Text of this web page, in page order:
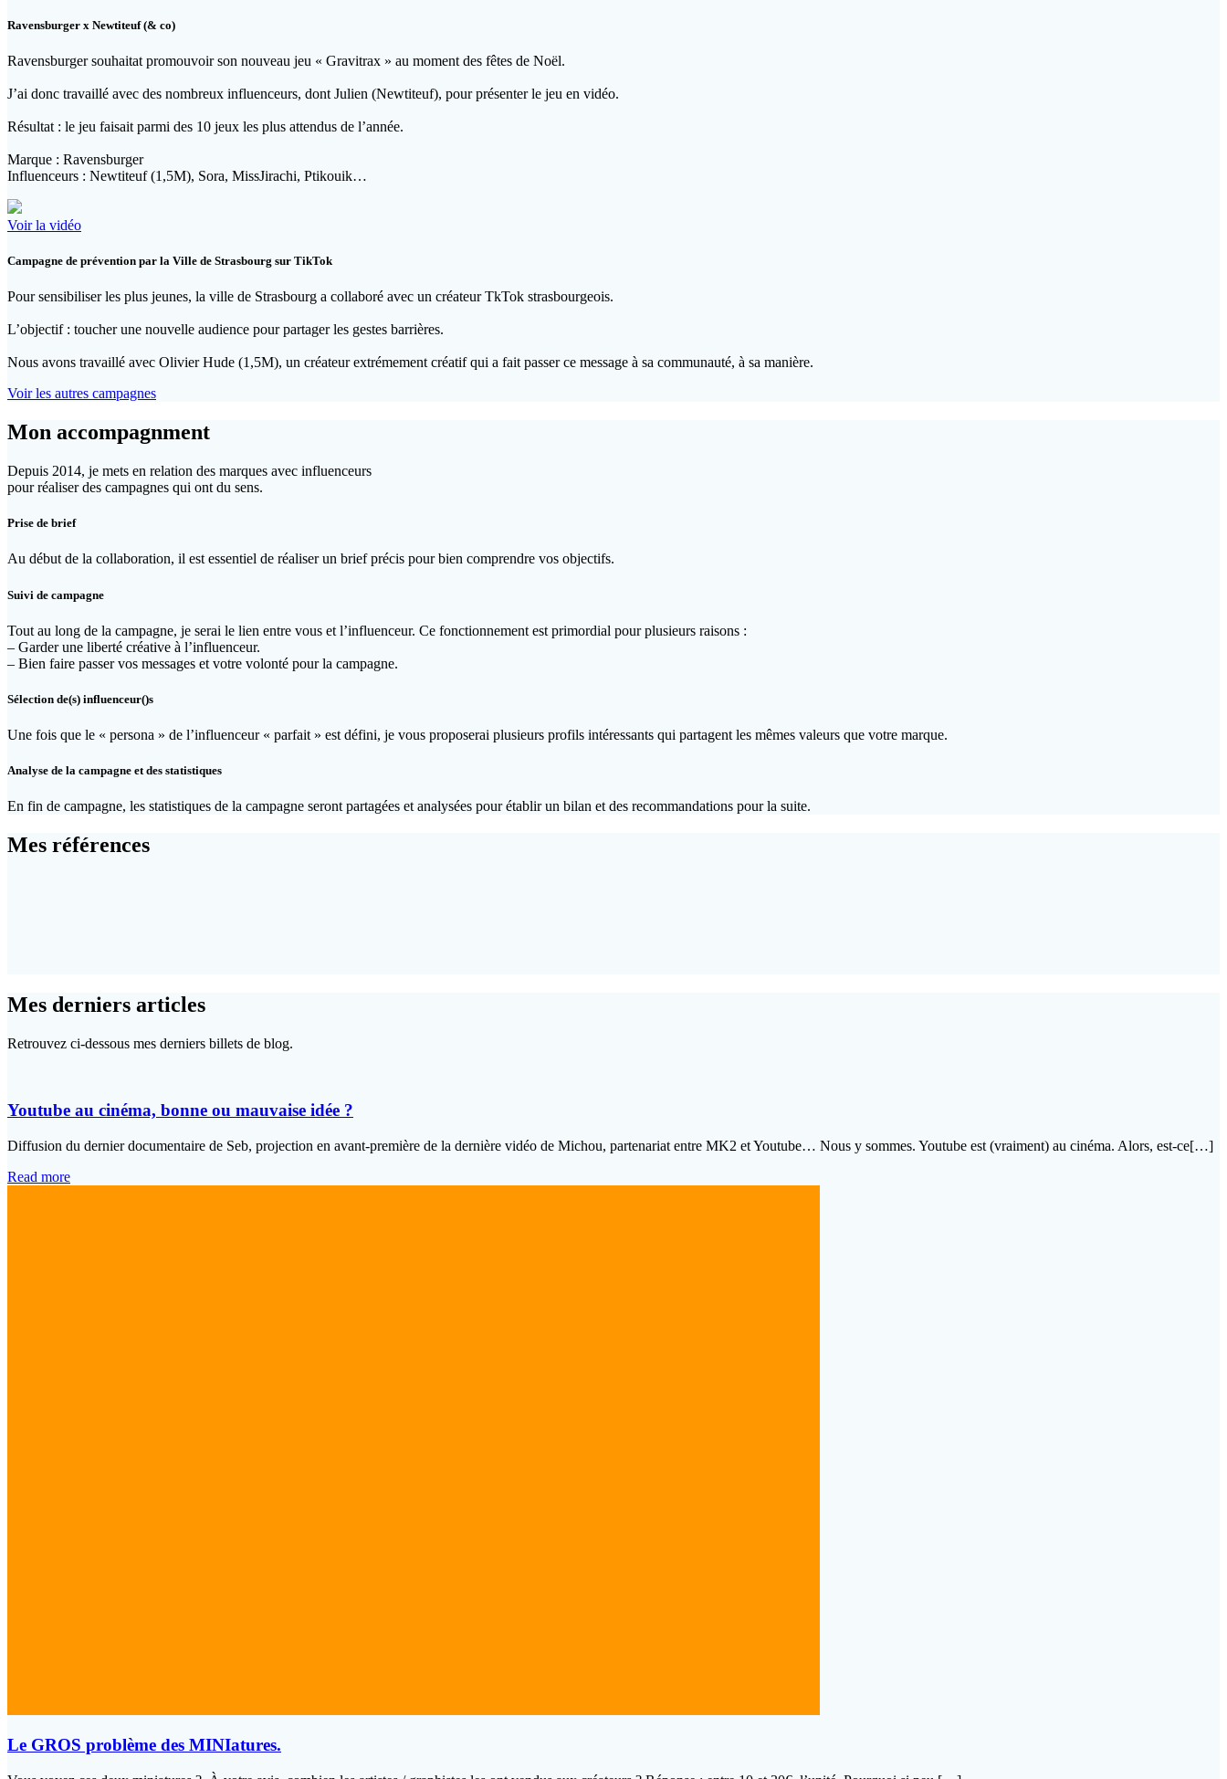
Ravensburger x Newtiteuf (& co)
Ravensburger souhaitat promouvoir son nouveau jeu « Gravitrax » au moment des fêtes de Noël.
J’ai donc travaillé avec des nombreux influenceurs, dont Julien (Newtiteuf), pour présenter le jeu en vidéo.
Résultat : le jeu faisait parmi des 10 jeux les plus attendus de l’année.
Marque : Ravensburger
Influenceurs : Newtiteuf (1,5M), Sora, MissJirachi, Ptikouik…
Voir la vidéo
Campagne de prévention par la Ville de Strasbourg sur TikTok
Pour sensibiliser les plus jeunes, la ville de Strasbourg a collaboré avec un créateur TkTok strasbourgeois.
L’objectif : toucher une nouvelle audience pour partager les gestes barrières.
Nous avons travaillé avec Olivier Hude (1,5M), un créateur extrémement créatif qui a fait passer ce message à sa communauté, à sa manière.
Voir les autres campagnes
Mon accompagnment
Depuis 2014, je mets en relation des marques avec influenceurs
pour réaliser des campagnes qui ont du sens.
Prise de brief
Au début de la collaboration, il est essentiel de réaliser un brief précis pour bien comprendre vos objectifs.
Suivi de campagne
Tout au long de la campagne, je serai le lien entre vous et l’influenceur. Ce fonctionnement est primordial pour plusieurs raisons :
– Garder une liberté créative à l’influenceur.
– Bien faire passer vos messages et votre volonté pour la campagne.
Sélection de(s) influenceur()s
Une fois que le « persona » de l’influenceur « parfait » est défini, je vous proposerai plusieurs profils intéressants qui partagent les mêmes valeurs que votre marque.
Analyse de la campagne et des statistiques
En fin de campagne, les statistiques de la campagne seront partagées et analysées pour établir un bilan et des recommandations pour la suite.
Mes références
Mes derniers articles
Retrouvez ci-dessous mes derniers billets de blog.
Youtube au cinéma, bonne ou mauvaise idée ?
Diffusion du dernier documentaire de Seb, projection en avant-première de la dernière vidéo de Michou, partenariat entre MK2 et Youtube… Nous y sommes. Youtube est (vraiment) au cinéma. Alors, est-ce[…]
Read more
Le GROS problème des MINIatures.